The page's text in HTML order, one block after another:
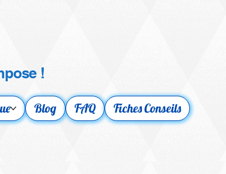
!
Blog FAQ Fiches Conseils